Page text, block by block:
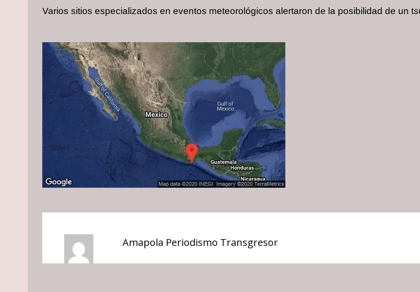
Varios sitios especializados en eventos meteorológicos alertaron de la posibilidad de un
Amapola Periodismo Transgresor